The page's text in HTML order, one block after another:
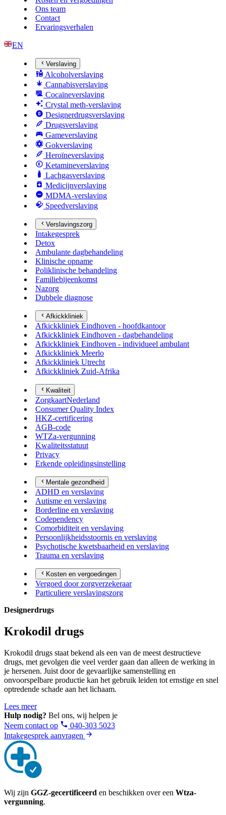
Ons team
Contact
Ervaringsverhalen
EN
Verslaving
Alcoholverslaving
Cannabisverslaving
Cocaïneverslaving
Crystal meth-verslaving
Designerdrugsverslaving
Drugsverslaving
Gameverslaving
Gokverslaving
Heroïneverslaving
Ketamineverslaving
Lachgasverslaving
Medicijnverslaving
MDMA-verslaving
Speedverslaving
Verslavingszorg
Intakegesprek
Detox
Ambulante dagbehandeling
Klinische opname
Poliklinische behandeling
Familiebijeenkomst
Nazorg
Dubbele diagnose
Afkickkliniek
Afkickkliniek Eindhoven - hoofdkantoor
Afkickkliniek Eindhoven - dagbehandeling
Afkickkliniek Eindhoven - individueel ambulant
Afkickkliniek Meerlo
Afkickkliniek Utrecht
Afkickkliniek Zuid-Afrika
Kwaliteit
ZorgkaartNederland
Consumer Quality Index
HKZ-certificering
AGB-code
WTZa-vergunning
Kwaliteitsstatuut
Privacy
Erkende opleidingsinstelling
Mentale gezondheid
ADHD en verslaving
Autisme en verslaving
Borderline en verslaving
Codependency
Comorbiditeit en verslaving
Persoonlijkheidsstoornis en verslaving
Psychotische kwetsbaarheid en verslaving
Trauma en verslaving
Kosten en vergoedingen
Vergoed door zorgverzekeraar
Particuliere verslavingszorg
Designerdrugs
Krokodil drugs
Krokodil drugs staat bekend als een van de meest destructieve
drugs, met gevolgen die veel verder gaan dan alleen de werking in
je hersenen. Juist door de gevaarlijke samenstelling en
onvoorspelbare productie kan het gebruik leiden tot ernstige en snel
optredende schade aan het lichaam.
Lees meer
Hulp nodig? Bel ons, wij helpen je
Neem contact op
040-303 5023
Intakegesprek aanvragen
Wij zijn GGZ-gecertificeerd en beschikken over een Wtza-
vergunning.